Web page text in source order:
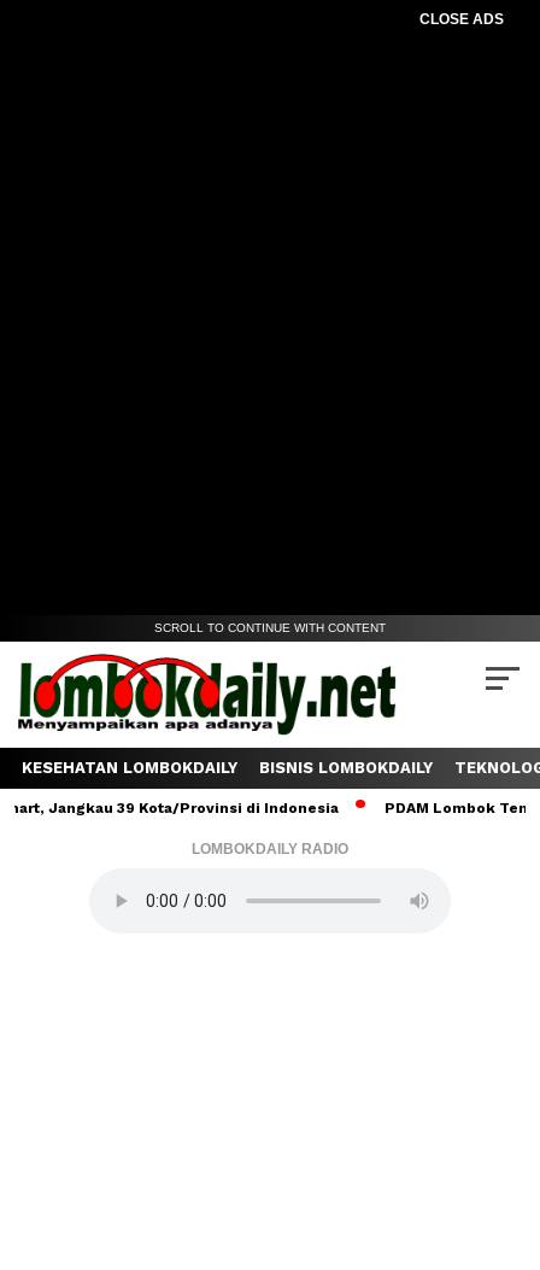
CLOSE ADS
SCROLL TO CONTINUE WITH CONTENT
KESEHATAN LOMBOKDAILY BISNIS LOMBOKDAILY
39 Kota/Provinsi di Indonesia PDAM Lombok Tengah
LOMBOKDAILY RADIO